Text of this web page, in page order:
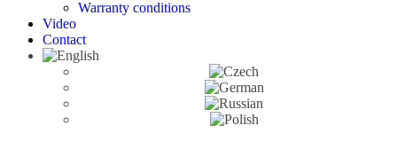
Warranty conditions
Video
Contact